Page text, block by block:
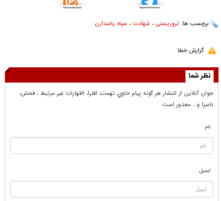
برچسب ها: تروریستی‌ ، شهادت ، سپاه پاسدارن
گزارش خطا
نظر شما
جوان آنلاين از انتشار هر گونه پيام حاوي تهمت، افترا، اظهارات غير مرتبط ، فحش،
ناسزا و... معذور است
نام
ایمیل